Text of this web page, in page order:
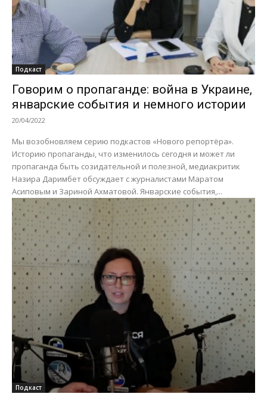
Подкаст
Говорим о пропаганде: война в Украине,
январские события и немного истории
20/04/2022
Мы возобновляем серию подкастов «Нового репортёра».
Историю пропаганды, что изменилось сегодня и может ли
пропаганда быть созидательной и полезной, медиакритик
Назира Даримбет обсуждает с журналистами Маратом
Асиповым и Зариной Ахматовой. Январские события,...
Подкаст